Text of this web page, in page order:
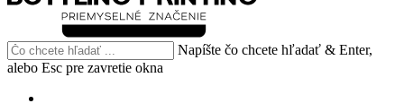
Napíšte čo chcete hľadať & Enter,
alebo Esc pre zavretie okna